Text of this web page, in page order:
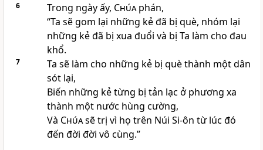
6 Trong ngày ấy, Chúaphán,
“Ta sẽ gom lại những kẻ đã bị què, nhóm lại
những kẻ đã bị xua đuổi và bị Ta làm cho đau
khổ.
7
Ta sẽ làm cho những kẻ bị què thành một dân
sót lại,
Biến những kẻ từng bị tản lạc ở phương xa
thành một nước hùng cường,
Và Chúasẽ trị vì họ trên Núi Si-ôn từ lúc đó
đến đời đời vô cùng.”